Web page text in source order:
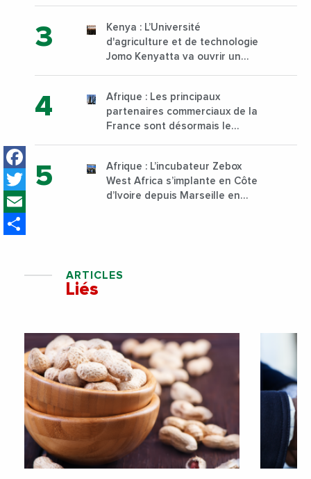
Facebook
Twitter
Kenya : L’Université
d'agriculture et de technologie
Jomo Kenyatta va ouvrir un
sur son campus de Karen à
Nairobi dès janvier 2023
Afrique : Les principaux
partenaires commerciaux de la
France sont désormais le
Afrique : L’incubateur Zebox
West Africa s’implante en Côte
d’Ivoire depuis Marseille en
ARTICLES
Liés